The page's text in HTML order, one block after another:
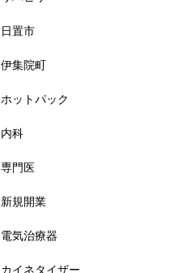
日置市
伊集院町
ホットパック
内科
専門医
新規開業
電気治療器
カイネタイザー